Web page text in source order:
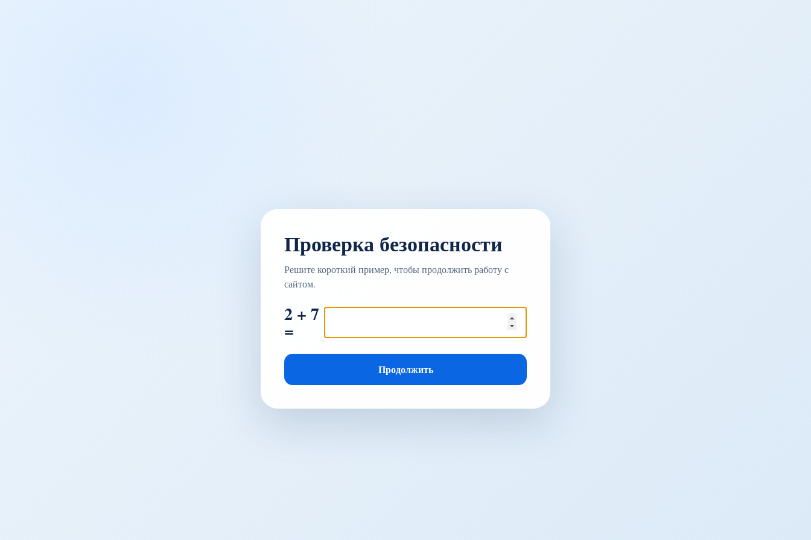
Проверка безопасности
Решите короткий пример, чтобы продолжить работу с
сайтом.
2 + 7
=
Продолжить